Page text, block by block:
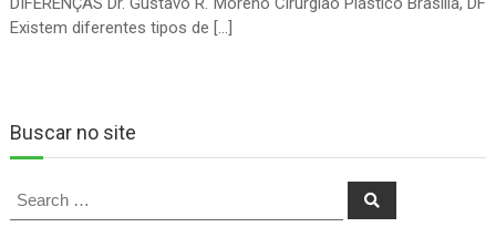
Existem diferentes tipos de […]
Buscar no site
Search
for:
Search